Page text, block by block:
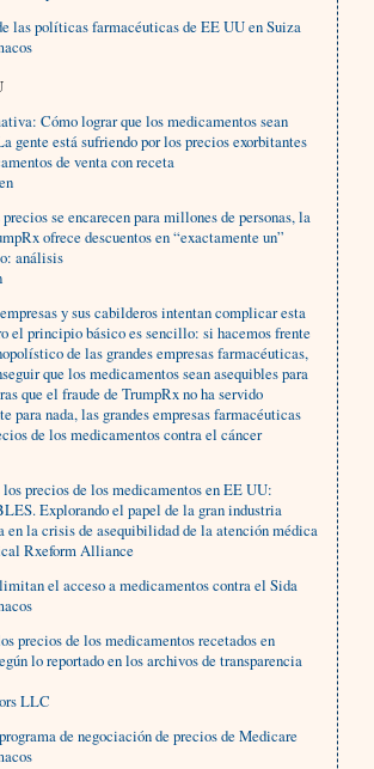
las políticas farmacéuticas de EE UU en Suiza
Cómo lograr que los medicamentos sean
gente está sufriendo por los precios exorbitantes
de venta con receta
se encarecen para millones de personas, la
ofrece descuentos en “exactamente un”
análisis
y sus cabilderos intentan complicar esta
el principio básico es sencillo: si hacemos frente
de las grandes empresas farmacéuticas,
que los medicamentos sean asequibles para
que el fraude de TrumpRx no ha servido
para nada, las grandes empresas farmacéuticas
de los medicamentos contra el cáncer
precios de los medicamentos en EE UU:
Explorando el papel de la gran industria
en la crisis de asequibilidad de la atención médica
Rxeform Alliance
el acceso a medicamentos contra el Sida
precios de los medicamentos recetados en
lo reportado en los archivos de transparencia
LLC
de negociación de precios de Medicare